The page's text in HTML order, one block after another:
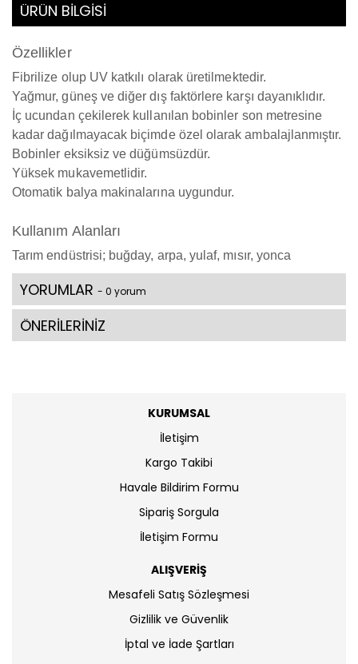
ÜRÜN BİLGİSİ
Özellikler
Fibrilize olup UV katkılı olarak üretilmektedir.
Yağmur, güneş ve diğer dış faktörlere karşı dayanıklıdır.
İç ucundan çekilerek kullanılan bobinler son metresine
kadar dağılmayacak biçimde özel olarak ambalajlanmıştır.
Bobinler eksiksiz ve düğümsüzdür.
Yüksek mukavemetlidir.
Otomatik balya makinalarına uygundur.
Kullanım Alanları
Tarım endüstrisi; buğday, arpa, yulaf, mısır, yonca
YORUMLAR - 0 yorum
ÖNERİLERİNİZ
KURUMSAL
İletişim
Kargo Takibi
Havale Bildirim Formu
Sipariş Sorgula
İletişim Formu
ALIŞVERİŞ
Mesafeli Satış Sözleşmesi
Gizlilik ve Güvenlik
İptal ve İade Şartları